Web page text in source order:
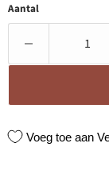
Aantal
Voeg toe aan